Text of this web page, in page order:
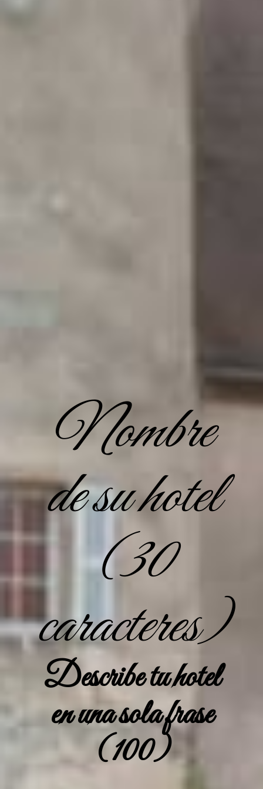
Nombre
de su hotel
(30
caracteres)
Describe tu hotel
en una sola frase
(100)